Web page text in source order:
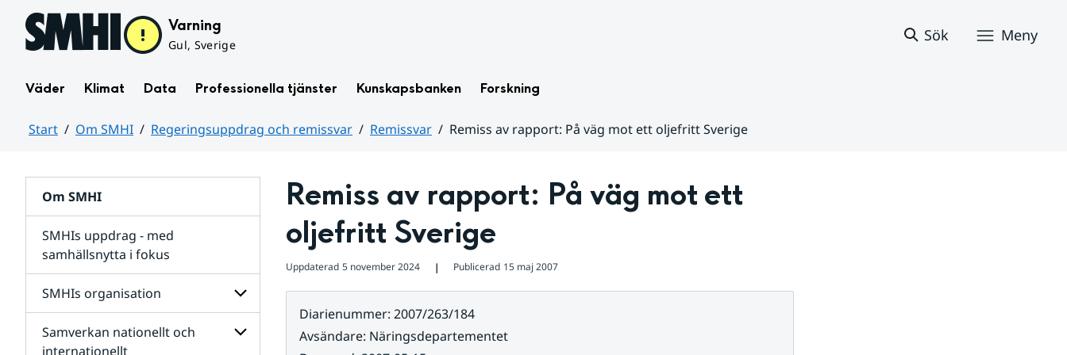
Hoppa till sidans innehåll Varning
Gul, Sverige
Sök Meny
Väder Klimat Data Professionella tjänster Kunskapsbanken Forskning
Start Om SMHI Regeringsuppdrag och remissvar Remissvar
Remiss av rapport: På väg mot ett oljefritt Sverige
Om SMHI
SMHIs uppdrag - med
samhällsnytta i fokus
SMHIs organisation
Undersidor
Samverkan nationellt och
internationellt
för
Regeringsuppdrag
remissvar
Remiss av rapport: På väg mot ett
oljefritt Sverige
Uppdaterad 5 november 2024 ❘ Publicerad 15 maj 2007
Diarienummer: 2007/263/184
Avsändare: Näringsdepartementet